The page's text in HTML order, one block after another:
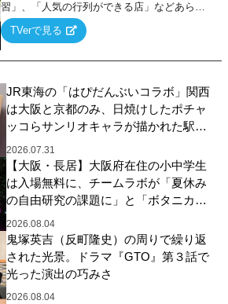
JR東海の「はぴだんぶいコラボ」関西
は大阪と京都のみ、日焼けしたポチャ
ッコらサンリオキャラが描かれた駅弁
やグッズが登場
2026.07.31
【大阪・長居】大阪府在住の小中学生
は入場無料に、チームラボが「夏休み
の自由研究の課題に」と「ボタニカル
ガーデン 大阪」へ招待
2026.08.04
鬼塚英吉（反町隆史）の周りで繰り返
された光景。ドラマ『GTO』第３話で
光った演出の巧みさ
2026.08.04
習」、「人気の行列ができる店」などあらゆ
るテーマについて好き放題にちゃちゃを入れ
ていく関西色を前面に押し出したトークバラ
TVerで見る